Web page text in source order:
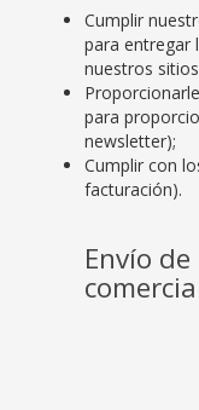
Cumplir
para entregar
nuestros
para
newsletter);
Cumplir con
facturación).
Envío